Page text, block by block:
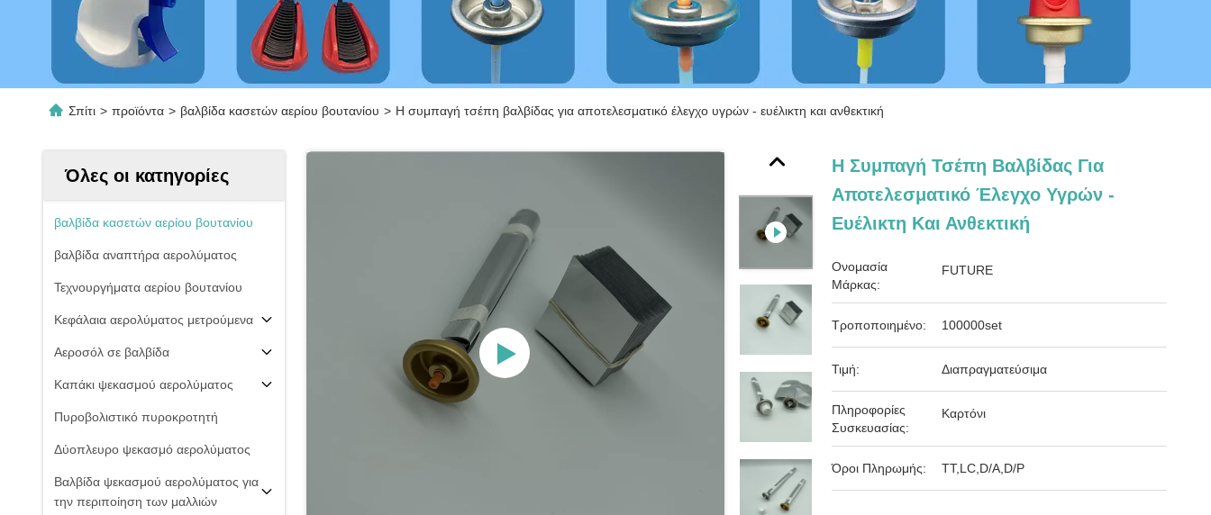
Σπίτι > προϊόντα > βαλβίδα κασετών αερίου βουτανίου > Η συμπαγή τσέπη βαλβίδας για αποτελεσματικό έλεγχο υγρών - ευέλικτη και ανθεκτική
Όλες οι κατηγορίες
βαλβίδα κασετών αερίου βουτανίου
βαλβίδα αναπτήρα αερολύματος
Τεχνουργήματα αερίου βουτανίου
Κεφάλαια αερολύματος μετρούμενα
Αεροσόλ σε βαλβίδα
Καπάκι ψεκασμού αερολύματος
Πυροβολιστικό πυροκροτητή
Δύοπλευρο ψεκασμό αερολύματος
Βαλβίδα ψεκασμού αερολύματος για
την περιποίηση των μαλλιών
Η Συμπαγή Τσέπη Βαλβίδας Για
Αποτελεσματικό Έλεγχο Υγρών -
Ευέλικτη Και Ανθεκτική
Ονομασία
Μάρκας:
FUTURE
Τροποποιημένο: 100000set
Τιμή: Διαπραγματεύσιμα
Πληροφορίες
Συσκευασίας:
Καρτόνι
Όροι Πληρωμής: ΤΤ,LC,D/A,D/P